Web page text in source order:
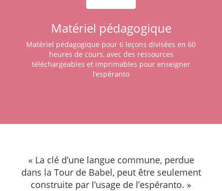
Matériel pédagogique
Matériel pédagogique pour 6 leçons divisées en 60
heures de cours, avec des ressources
téléchargeables et imprimables pour enseigner
l’espéranto
« La clé d’une langue commune, perdue
dans la Tour de Babel, peut être seulement
construite par l’usage de l’espéranto. »